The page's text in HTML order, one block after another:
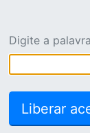
Digite a